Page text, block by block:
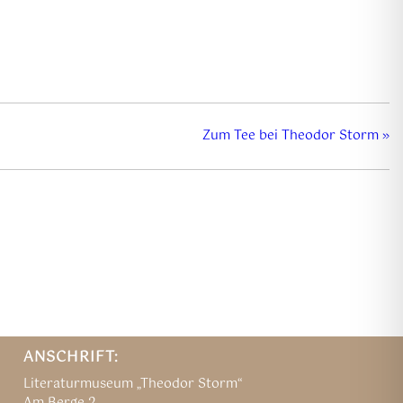
Zum Tee bei Theodor Storm»
ANSCHRIFT:
Literaturmuseum „Theodor Storm“